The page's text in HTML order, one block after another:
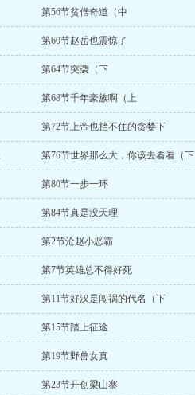
第56节贫僧奇道（中
第60节赵岳也震惊了
第64节突袭（下
第68节千年豪族啊（上
第72节上帝也挡不住的贪婪下
第76节世界那么大，你该去看看（下
第80节一步一环
第84节真是没天理
第2节沧赵小恶霸
第7节英雄总不得好死
第11节好汉是闯祸的代名（下
第15节踏上征途
第19节野兽女真
第23节开创梁山寨